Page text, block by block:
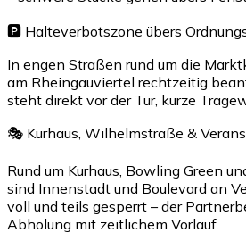
🅿️ Halteverbotszone übers
In engen Straßen rund um die
am Rheingauviertel rechtzeitig
steht direkt vor der Tür, kurze
🎭 Kurhaus, Wilhelmstraße &
Rund um Kurhaus, Bowling Green
sind Innenstadt und Boulevard an
voll und teils gesperrt – der
Abholung mit zeitlichem Vorlauf.